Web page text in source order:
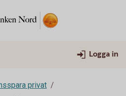
Logga in
privat